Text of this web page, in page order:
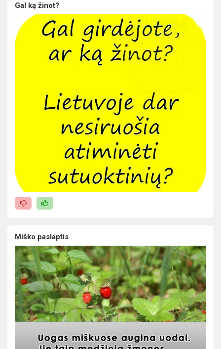
Gal ką žinot?
Miško paslaptis